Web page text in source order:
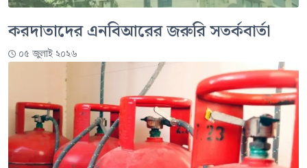
করদাতাদের এনবিআরের জরুরি সতর্কবার্তা
০৫ জুলাই ২০২৬